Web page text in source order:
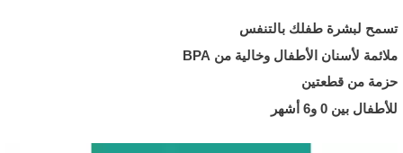
تسمح لبشرة طفلك بالتنفس
ملائمة لأسنان الأطفال وخالية من BPA
حزمة من قطعتين
للأطفال بين 0 و6 أشهر